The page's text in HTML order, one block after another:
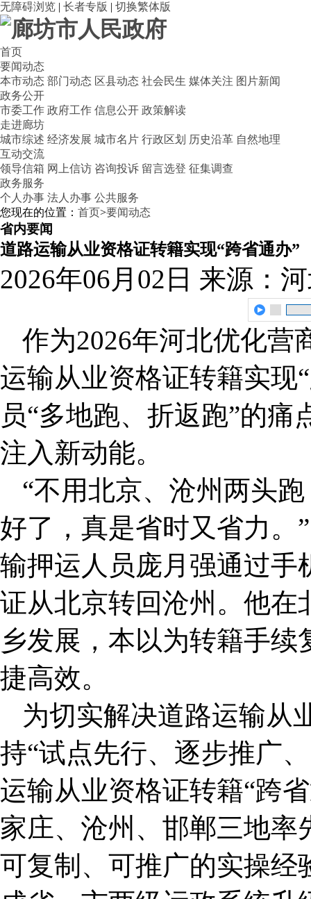
无障碍浏览 | 长者专版 | 切换繁体版
首页
要闻动态
本市动态 部门动态 区县动态 社会民生 媒体关注 图片新闻
政务公开
市委工作 政府工作 信息公开 政策解读
走进廊坊
城市综述 经济发展 城市名片 行政区划 历史沿革 自然地理
互动交流
领导信箱 网上信访 咨询投诉 留言选登 征集调查
政务服务
个人办事 法人办事 公共服务
您现在的位置： 首页>要闻动态
省内要闻
道路运输从业资格证转籍实现“跨省通办”
2026年06月02日 来源：
作为2026年河北优化营
运输从业资格证转籍实现
员“多地跑、折返跑”的
注入新动能。
“不用北京、沧州两头
好了，真是省时又省力。
输押运人员庞月强通过手
证从北京转回沧州。他在
乡发展，本以为转籍手续
捷高效。
为切实解决道路运输从
持“试点先行、逐步推广
运输从业资格证转籍“跨
家庄、沧州、邯郸三地
可复制、可推广的实操经